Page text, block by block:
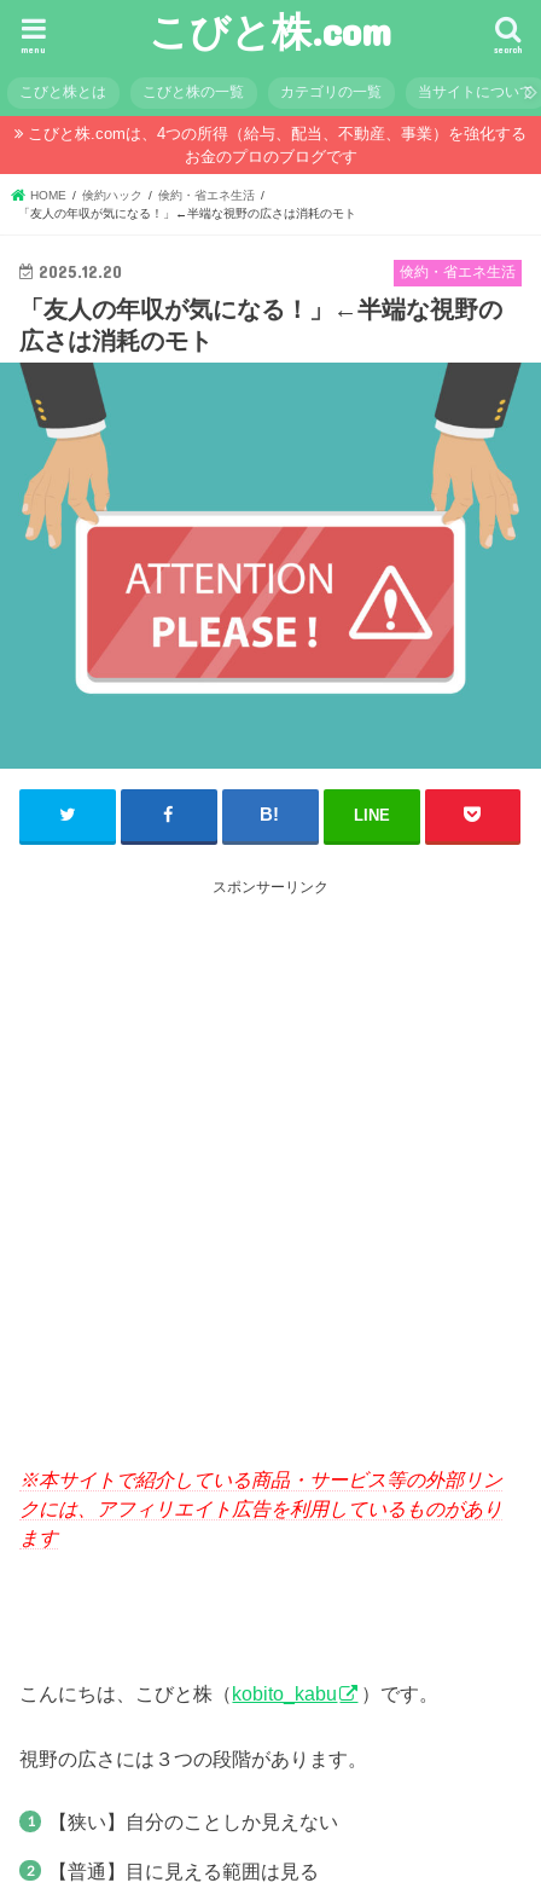
こびと株.com search
menu
こびと株とは こびと株の一覧 カテゴリの一覧 当サイトについて
こびと株.comは、4つの所得（給与、配当、不動産、事業）を強化する
お金のプロのブログです
HOME 倹約ハック
倹約・省エネ生活
「友人の年収が気になる！」←半端な視野の広さは消耗のモト
倹約・省エネ生活
2025.12.20
「友人の年収が気になる！」←半端な視野の
広さは消耗のモト
LINE
スポンサーリンク
※本サイトで紹介している商品・サービス等の外部リン
クには、アフィリエイト広告を利用しているものがあり
ます
こんにちは、こびと株（kobito_kabu ）です。
視野の広さには３つの段階があります。
【狭い】自分のことしか見えない
【普通】目に見える範囲は見る